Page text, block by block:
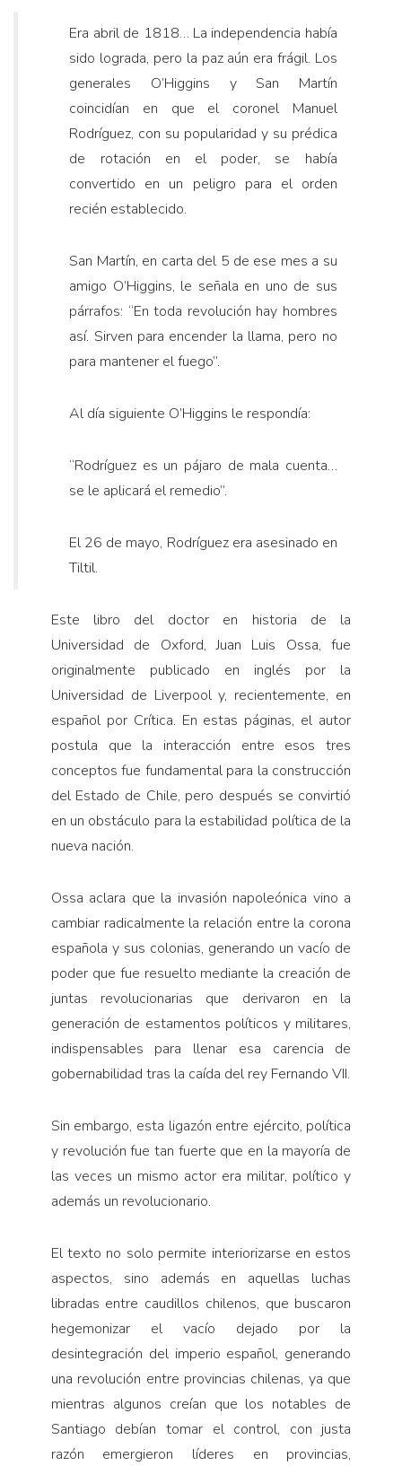
Era abril de 1818… La independencia había
sido lograda, pero la paz aún era frágil. Los
generales O’Higgins y San Martín
coincidían en que el coronel Manuel
Rodríguez, con su popularidad y su prédica
de rotación en el poder, se había
convertido en un peligro para el orden
recién establecido.
San Martín, en carta del 5 de ese mes a su
amigo O’Higgins, le señala en uno de sus
párrafos: “En toda revolución hay hombres
así. Sirven para encender la llama, pero no
para mantener el fuego”.
Al día siguiente O’Higgins le respondía:
“Rodríguez es un pájaro de mala cuenta…
se le aplicará el remedio”.
El 26 de mayo, Rodríguez era asesinado en
Tiltil.
Este libro del doctor en historia de la
Universidad de Oxford, Juan Luis Ossa, fue
originalmente publicado en inglés por la
Universidad de Liverpool y, recientemente, en
español por Crítica. En estas páginas, el autor
postula que la interacción entre esos tres
conceptos fue fundamental para la construcción
del Estado de Chile, pero después se convirtió
en un obstáculo para la estabilidad política de la
nueva nación.
Ossa aclara que la invasión napoleónica vino a
cambiar radicalmente la relación entre la corona
española y sus colonias, generando un vacío de
poder que fue resuelto mediante la creación de
juntas revolucionarias que derivaron en la
generación de estamentos políticos y militares,
indispensables para llenar esa carencia de
gobernabilidad tras la caída del rey Fernando VII.
Sin embargo, esta ligazón entre ejército, política
y revolución fue tan fuerte que en la mayoría de
las veces un mismo actor era militar, político y
además un revolucionario.
El texto no solo permite interiorizarse en estos
aspectos, sino además en aquellas luchas
libradas entre caudillos chilenos, que buscaron
hegemonizar el vacío dejado por la
desintegración del imperio español, generando
una revolución entre provincias chilenas, ya que
mientras algunos creían que los notables de
Santiago debían tomar el control, con justa
razón emergieron líderes en provincias,